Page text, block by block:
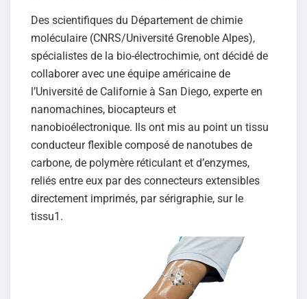
Des scientifiques du Département de chimie
moléculaire (CNRS/Université Grenoble Alpes),
spécialistes de la bio-électrochimie, ont décidé de
collaborer avec une équipe américaine de
l’Université de Californie à San Diego, experte en
nanomachines, biocapteurs et
nanobioélectronique. Ils ont mis au point un tissu
conducteur flexible composé de nanotubes de
carbone, de polymère réticulant et d’enzymes,
reliés entre eux par des connecteurs extensibles
directement imprimés, par sérigraphie, sur le
tissu1.